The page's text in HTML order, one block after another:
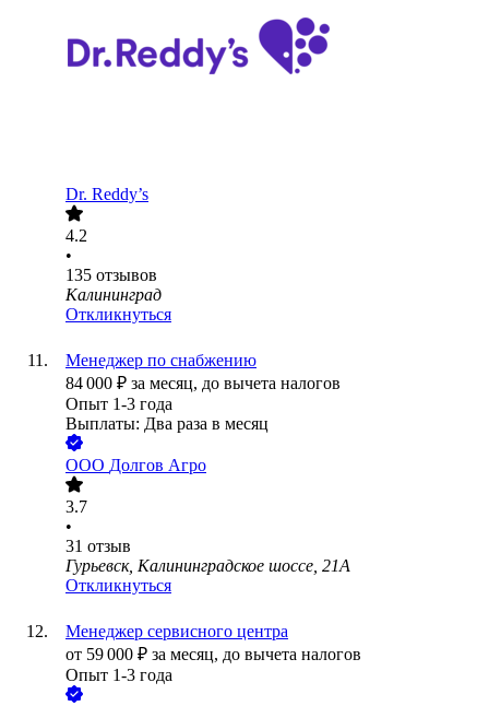
Dr. Reddy’s
4.2
•
135 отзывов
Калининград
Откликнуться
Менеджер по снабжению
84 000 ₽ за месяц, до вычета налогов
Опыт 1-3 года
Выплаты: Два раза в месяц
ООО Долгов Агро
3.7
•
31 отзыв
Гурьевск, Калининградское шоссе, 21А
Откликнуться
Менеджер сервисного центра
от 59 000 ₽ за месяц, до вычета налогов
Опыт 1-3 года